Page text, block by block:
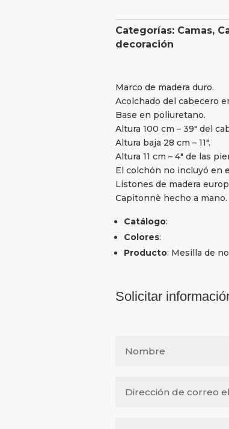
Categorías: Camas,
decoración
Marco de madera duro.
Acolchado del cabecero
Base en poliuretano.
Altura 100 cm – 39″ del
Altura baja 28 cm – 11″.
Altura 11 cm – 4″ de las
El colchón no incluyó en
Listones de madera
Capitonnè hecho a mano.
Catálogo:
Colores:
Producto: Mesilla de
Solicitar